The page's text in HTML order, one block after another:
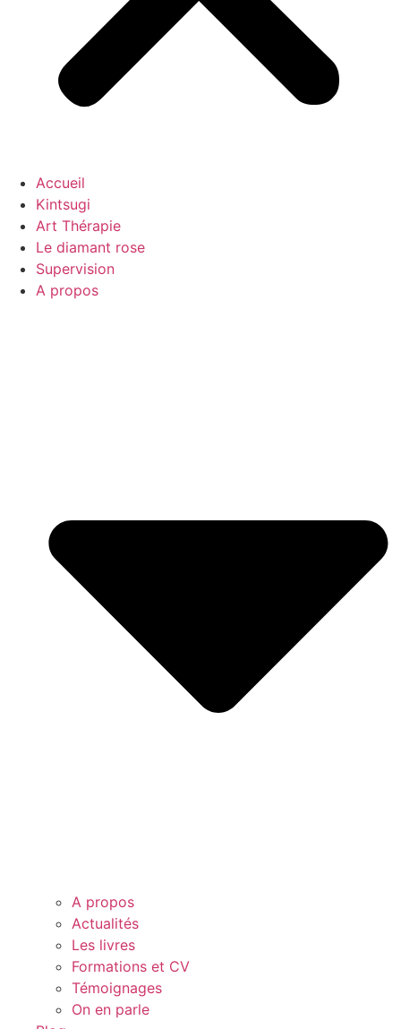
Accueil
Kintsugi
Art Thérapie
Le diamant rose
Supervision
A propos
A propos
Actualités
Les livres
Formations et CV
Témoignages
On en parle